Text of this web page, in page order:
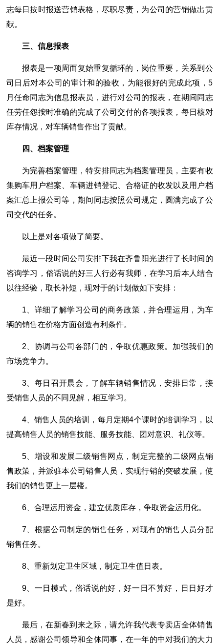
志每日按时报送营销表格，尽职尽责，为公司的营销做出贡
献。
三、信息报表
报表是一项周而复始重复循环的，岗位重要，关系到公
司日后对本公司的审计和的验收，为能很好的完成此项，5
月任命同志为信息报表员，进行对公司的报表，在期间同志
任劳任怨按时准确的完成了公司交付的各项报表，每日核对
库存情况，对车辆销售作出了贡献。
四、档案管理
为完善档案管理，特安排同志为档案管理员，主要有收
集购车用户档案、车辆进销登记、合格证的收发以及用户档
案汇总上报公司等，期间同志按照公司规定，圆满完成了公
司交代的任务。
以上是对各项做了简要。
最近一段时间公司安排下我在齐鲁阳光进行了长时间的
咨询学习，俗话说的好三人行必有我师，在学习后本人结合
以往经验，取长补短，现对于的计划做如下安排：
1、详细了解学习公司的商务政策，并合理运用，为车
辆的销售在价格方面创造有利条件。
2、协调与公司各部门的，争取优惠政策。加强我们的
市场竞争力。
3、每日召开晨会，了解车辆销售情况，安排日常，接
受销售人员的不同见解，相互学习。
4、销售人员的培训，每月定期4个课时的培训学习，以
提高销售人员的销售技能、服务技能、团对意识、礼仪等。
5、增设和发展二级销售网点，制定完整的二级网点销
售政策，并派驻本公司销售人员，实现行销的突破发展，使
我们的销售更上一层楼。
6、合理运用资金，建立优质库存，争取资金运用化。
7、根据公司制定的销售任务，对现有的销售人员分配
销售任务。
8、重新划定卫生区域，制定卫生值日表。
9、一日模式，俗话说的好，好一日不算好，日日好才
是好。
最后，在新春到来之际，请允许我代表专卖店全体销售
人员，感谢公司领导和全体同事，在一年的中对我们的大力